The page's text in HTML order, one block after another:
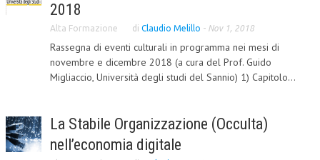
2018
Alta Formazione di Claudio Melillo - Nov 1, 2018
Rassegna di eventi culturali in programma nei mesi di
novembre e dicembre 2018 (a cura del Prof. Guido
Migliaccio, Università degli studi del Sannio) 1) Capitolo...
La Stabile Organizzazione (Occulta)
nell’economia digitale